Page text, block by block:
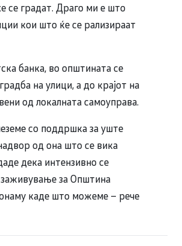
се градат. Драго ми е што
кои што ќе се рализираат
банка, во општината се
на улици, а до крајот на
од локалната самоуправа.
со поддршка за уште
од она што се вика
дека интензивно се
за Општина
каде што можеме – рече